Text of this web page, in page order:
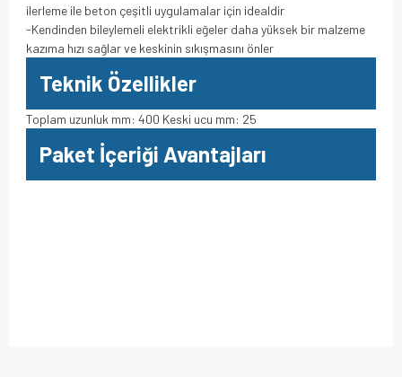
ilerleme ile beton çeşitli uygulamalar için idealdir
-Kendinden bileylemeli elektrikli eğeler daha yüksek bir malzeme
kazıma hızı sağlar ve keskinin sıkışmasını önler
Teknik Özellikler
Toplam uzunluk mm: 400 Keski ucu mm: 25
Paket İçeriği Avantajları